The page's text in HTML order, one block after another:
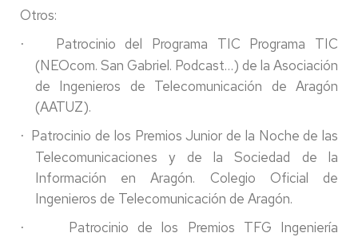
Otros:
·
Patrocinio del Programa TIC Programa TIC
(NEOcom. San Gabriel. Podcast…) de la Asociación
de Ingenieros de Telecomunicación de Aragón
(AATUZ).
· Patrocinio de los Premios Junior de la Noche de las
Telecomunicaciones y de la Sociedad de la
Información en Aragón. Colegio Oficial de
Ingenieros de Telecomunicación de Aragón.
·
Patrocinio de los Premios TFG Ingeniería